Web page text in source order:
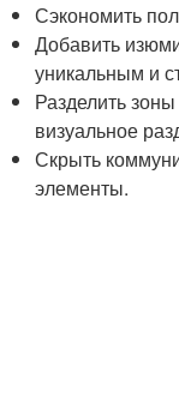
Сэкономить
Добавить
уникальным и
Разделить
визуальное
Скрыть
элементы.